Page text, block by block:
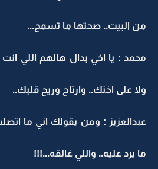
من البيت.. صحتها ما تسمح...
محمد : يا اخي بدال هالهم اللي
ولا على اختك.. وارتاح وريح قلبك..
عبدالعزيز : ومن يقولك اني ما
ما يرد عليه.. واللي غالقه...!!!